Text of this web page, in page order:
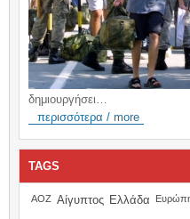
δημιουργήσει…
περισσότερα / more
TAGS
ΑΟΖ Αίγυπτος Ελλάδα